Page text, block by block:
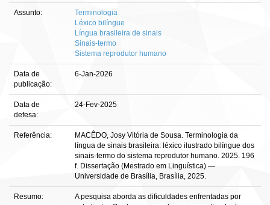
Assunto:
Terminologia
Léxico bilíngue
Língua brasileira de sinais
Sinais-termo
Sistema reprodutor humano
Data de
publicação:
6-Jan-2026
Data de
defesa:
24-Fev-2025
Referência:
MACÊDO, Josy Vitória de Sousa. Terminologia da
língua de sinais brasileira: léxico ilustrado bilíngue dos
sinais-termo do sistema reprodutor humano. 2025. 196
f. Dissertação (Mestrado em Linguística) —
Universidade de Brasília, Brasília, 2025.
Resumo:
A pesquisa aborda as dificuldades enfrentadas por